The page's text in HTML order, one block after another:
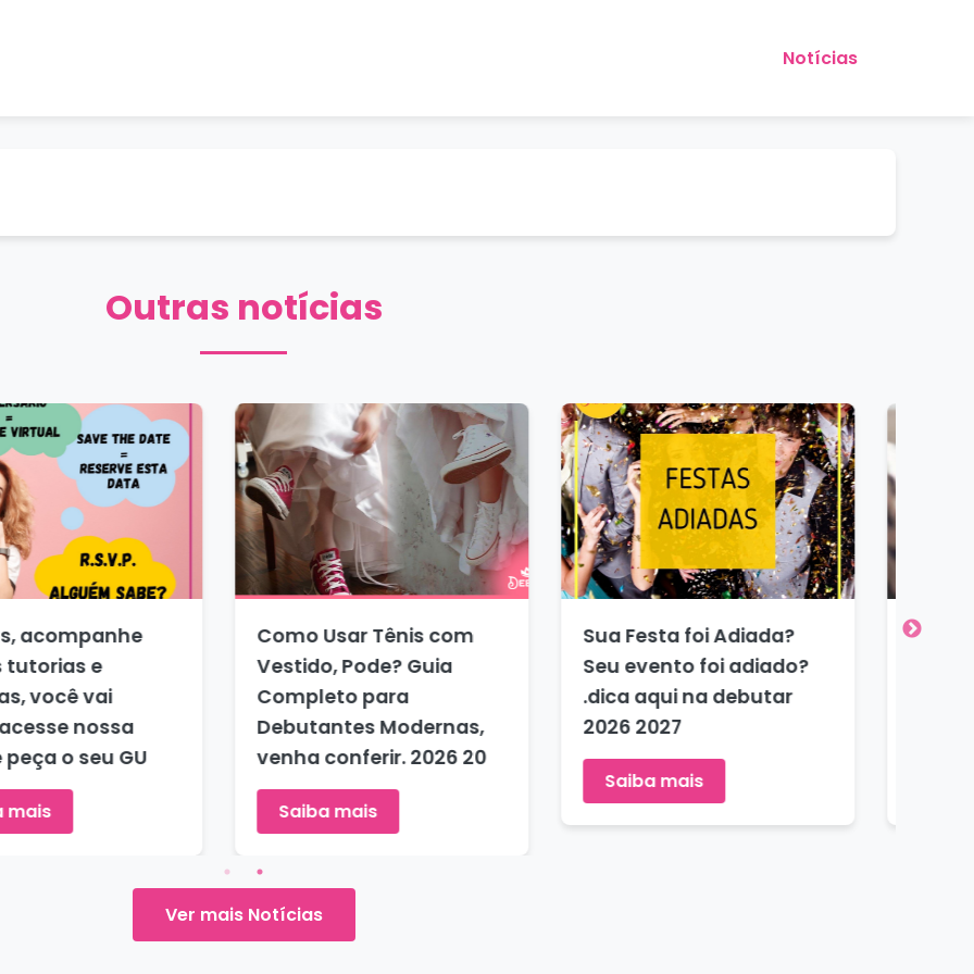
Notícias
Outras notícias
Minha Super Festa de 15
Anos Temática -
Debutante - dica aqui na
debutar 2026 2027
Como é a Festa de 15
Anos + 1 (Sweet
Sixteen)... é comum e
usual no Brasil ? 2026
2027
Como Fazer o Save The
Date da minha festa de
debutante - festa de 15
Ver mais Notícias